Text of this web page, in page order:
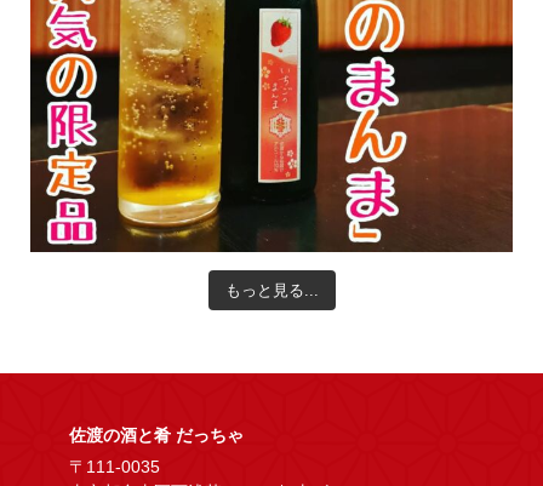
もっと見る...
佐渡の酒と肴 だっちゃ
〒111-0035